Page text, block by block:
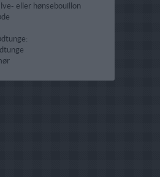
eller hønsebouillon